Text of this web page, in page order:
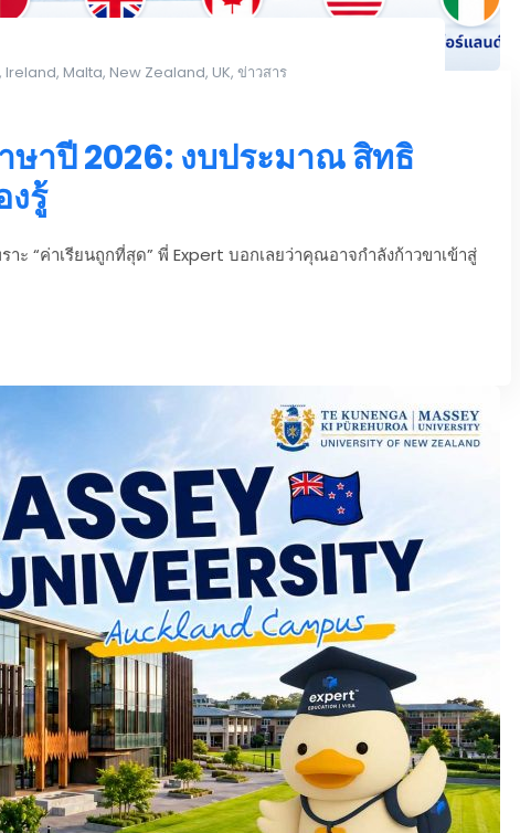
, Ireland, Malta, New Zealand, UK,ข่าวสาร
ษาปี 2026: งบประมาณ สิทธิ
รู้
ะ “ค่าเรียนถูกที่สุด” พี่ Expert บอกเลยว่าคุณอาจกำลังก้าวขาเข้าสู่